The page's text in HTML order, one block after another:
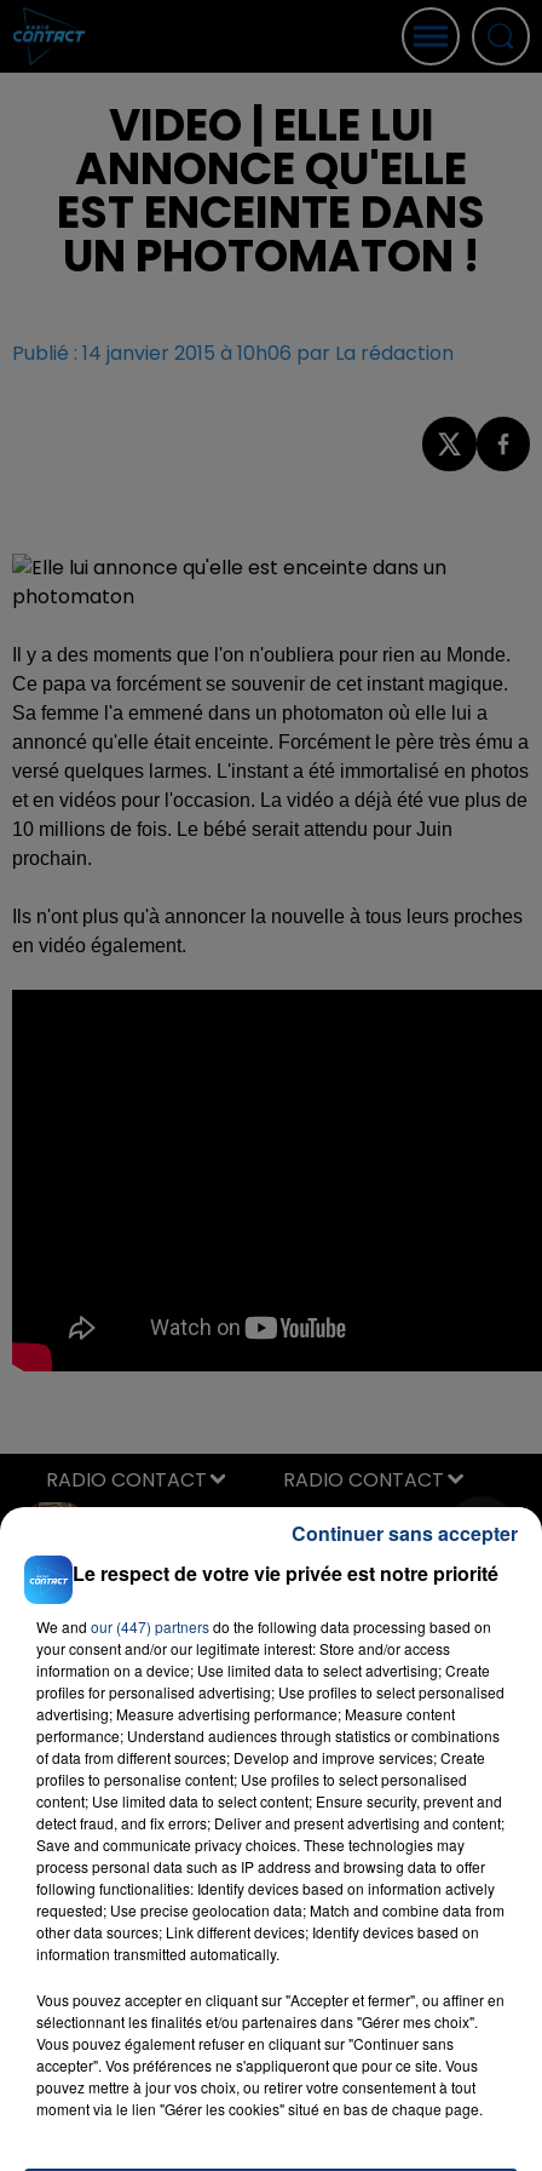
VIDEO | ELLE LUI
ANNONCE QU'ELLE
EST ENCEINTE DANS
UN PHOTOMATON !
Publié : 14 janvier 2015 à 10h06 par La rédaction
Il y a des moments que l'on n'oubliera pour rien au Monde.
Ce papa va forcément se souvenir de cet instant magique.
Sa femme l'a emmené dans un photomaton où elle lui a
annoncé qu'elle était enceinte. Forcément le père très ému a
versé quelques larmes. L'instant a été immortalisé en photos
et en vidéos pour l'occasion. La vidéo a déjà été vue plus de
10 millions de fois. Le bébé serait attendu pour Juin
prochain.
Ils n'ont plus qu'à annoncer la nouvelle à tous leurs proches
en vidéo également.
What You Want
ANGELE & JUSTICE
RADIO CONTACT
FIL D'ACTU
23 juillet 2026
INCENDIE MORTEL À LENS : UNE FEMME ET
SON BÉBÉ ENTRE LA VIE ET LA...
Un homme s'est immolé par le feu après avoir
aspergé sa compagne et leur bébé de trois mois
Le respect de votre vie privée est notre priorité
We and our (447) partnersdo the following data processing based on
your consent and/or our legitimate interest: Store and/or access
information on a device; Use limited data to select advertising; Create
profiles for personalised advertising; Use profiles to select personalised
advertising; Measure advertising performance; Measure content
performance; Understand audiences through statistics or combinations
of data from different sources; Develop and improve services; Create
profiles to personalise content; Use profiles to select personalised
content; Use limited data to select content; Ensure security, prevent and
detect fraud, and fix errors; Deliver and present advertising and content;
Save and communicate privacy choices. These technologies may
process personal data such as IP address and browsing data to offer
following functionalities: Identify devices based on information actively
requested; Use precise geolocation data; Match and combine data from
other data sources; Link different devices; Identify devices based on
information transmitted automatically.
Vous pouvez accepter en cliquant sur "Accepter et fermer", ou affiner en
sélectionnant les finalités et/ou partenaires dans "Gérer mes choix".
Vous pouvez également refuser en cliquant sur "Continuer sans
accepter". Vos préférences ne s'appliqueront que pour ce site. Vous
pouvez mettre à jour vos choix, ou retirer votre consentement à tout
moment via le lien "Gérer les cookies" situé en bas de chaque page.
Continuer sans accepter